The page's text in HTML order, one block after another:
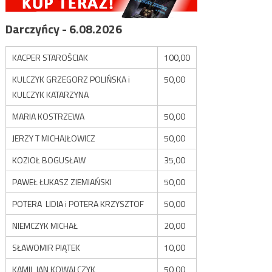
Darczyńcy - 6.08.2026
KACPER STAROŚCIAK
100,00
KULCZYK GRZEGORZ POLIŃSKA i
KULCZYK KATARZYNA
50,00
MARIA KOSTRZEWA
50,00
JERZY T MICHAJŁOWICZ
50,00
KOZIOŁ BOGUSŁAW
35,00
PAWEŁ ŁUKASZ ZIEMIAŃSKI
50,00
POTERA LIDIA i POTERA KRZYSZTOF
50,00
NIEMCZYK MICHAŁ
20,00
SŁAWOMIR PIĄTEK
10,00
KAMIL JAN KOWALCZYK
50,00